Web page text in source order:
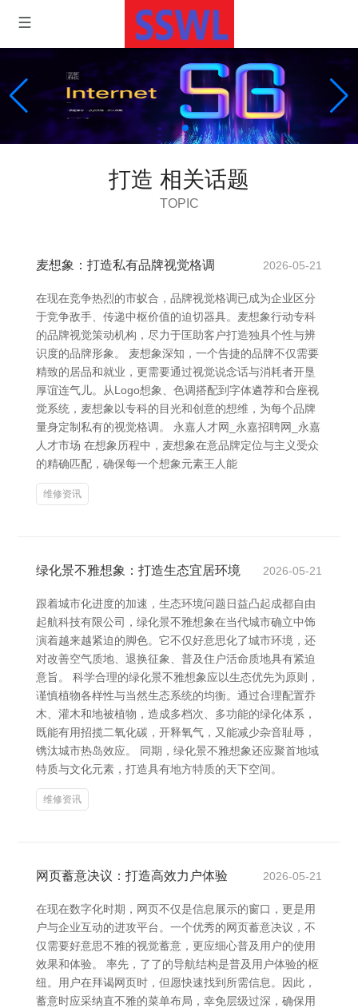
打造 相关话题
TOPIC
麦想象：打造私有品牌视觉格调 2026-05-21
在现在竞争热烈的市蚁合，品牌视觉格调已成为企业区分
于竞争敌手、传递中枢价值的迫切器具。麦想象行动专科
的品牌视觉策动机构，尽力于匡助客户打造独具个性与辨
识度的品牌形象。 麦想象深知，一个告捷的品牌不仅需要
精致的居品和就业，更需要通过视觉说念话与消耗者开垦
厚谊连气儿。从Logo想象、色调搭配到字体遴荐和合座视
觉系统，麦想象以专科的目光和创意的想维，为每个品牌
量身定制私有的视觉格调。 永嘉人才网_永嘉招聘网_永嘉
人才市场 在想象历程中，麦想象在意品牌定位与主义受众
的精确匹配，确保每一个想象元素王人能
维修资讯
绿化景不雅想象：打造生态宜居环境 2026-05-21
跟着城市化进度的加速，生态环境问题日益凸起成都自由
起航科技有限公司，绿化景不雅想象在当代城市确立中饰
演着越来越紧迫的脚色。它不仅好意思化了城市环境，还
对改善空气质地、退换征象、普及住户活命质地具有紧迫
意旨。 科学合理的绿化景不雅想象应以生态优先为原则，
谨慎植物各样性与当然生态系统的均衡。通过合理配置乔
木、灌木和地被植物，造成多档次、多功能的绿化体系，
既能有用招揽二氧化碳，开释氧气，又能减少杂音耻辱，
镌汰城市热岛效应。 同期，绿化景不雅想象还应聚首地域
特质与文化元素，打造具有地方特质的天下空间。
维修资讯
网页蓄意决议：打造高效力户体验 2026-05-21
在现在数字化时期，网页不仅是信息展示的窗口，更是用
户与企业互动的进攻平台。一个优秀的网页蓄意决议，不
仅需要好意思不雅的视觉蓄意，更应细心普及用户的使用
效果和体验。 率先，了了的导航结构是普及用户体验的枢
纽。用户在拜谒网页时，但愿快速找到所需信息。因此，
蓄意时应采纳直不雅的菜单布局，幸免层级过深，确保用